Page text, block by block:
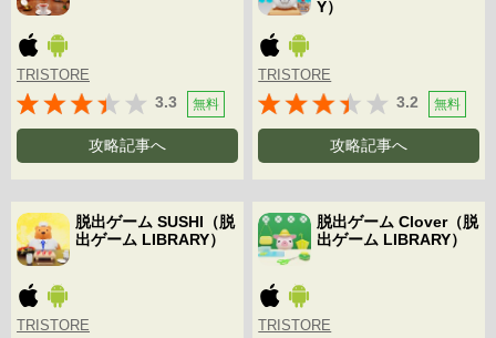
TRISTORE
3.3 無料
攻略記事へ
Y）
TRISTORE
3.2 無料
攻略記事へ
脱出ゲーム SUSHI（脱
出ゲーム LIBRARY）
TRISTORE
脱出ゲーム Clover（脱
出ゲーム LIBRARY）
TRISTORE